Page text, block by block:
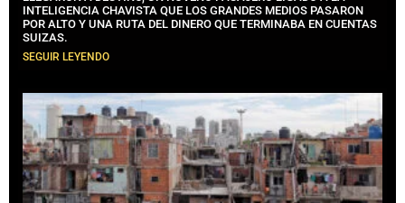
INTELIGENCIA CHAVISTA QUE LOS GRANDES MEDIOS PASARON
POR ALTO Y UNA RUTA DEL DINERO QUE TERMINABA EN CUENTAS
SUIZAS.
SEGUIR LEYENDO